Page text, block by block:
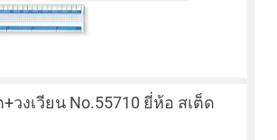
วงเวียน No.55710 ยี่ห้อ สเต็ด